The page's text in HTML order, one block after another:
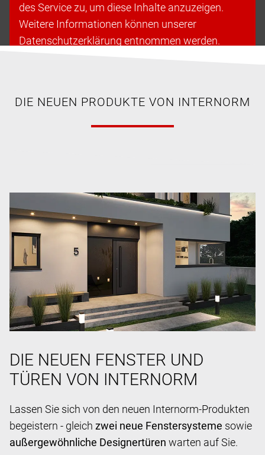
des Service zu, um diese Inhalte anzuzeigen.
Weitere Informationen können unserer
Datenschutzerklärung entnommen werden.
DIE NEUEN PRODUKTE VON INTERNORM
DIE NEUEN FENSTER UND
TÜREN VON INTERNORM
Lassen Sie sich von den neuen Internorm-Produkten
begeistern - gleich zwei neue Fenstersysteme sowie
außergewöhnliche Designertüren warten auf Sie.